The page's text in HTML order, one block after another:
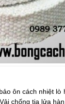
ôn cách nhiệt lò
chống tia lửa